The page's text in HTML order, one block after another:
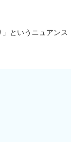
というニュアンス